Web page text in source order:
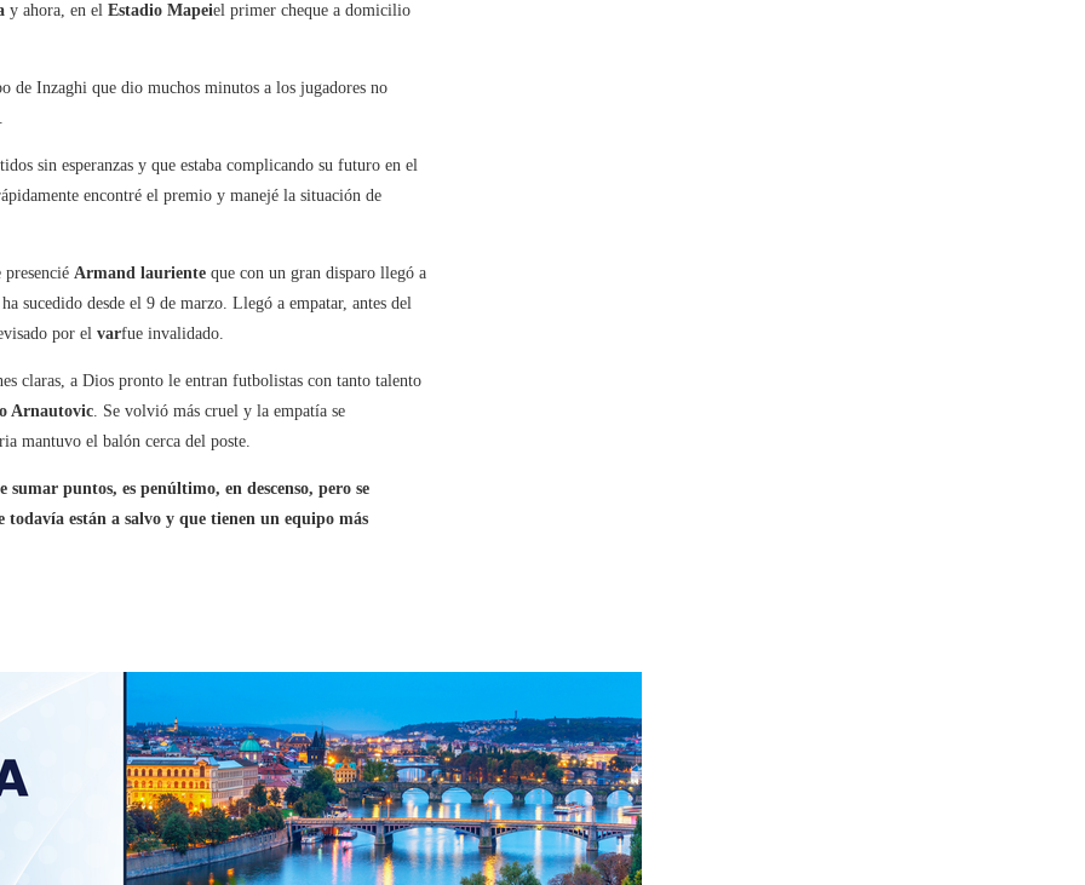
y ahora, en el Estadio Mapeiel primer cheque a domicilio
de Inzaghi que dio muchos minutos a los jugadores no
sin esperanzas y que estaba complicando su futuro en el
encontré el premio y manejé la situación de
Armand lauriente que con un gran disparo llegó a
sucedido desde el 9 de marzo. Llegó a empatar, antes del
por el varfue invalidado.
claras, a Dios pronto le entran futbolistas con tanto talento
Arnautovic. Se volvió más cruel y la empatía se
mantuvo el balón cerca del poste.
sumar puntos, es penúltimo, en descenso, pero se
están a salvo y que tienen un equipo más